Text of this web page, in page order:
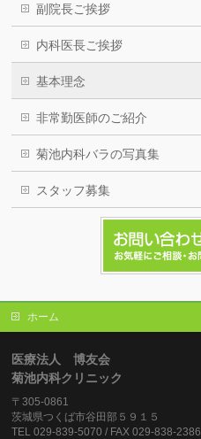
副院長ご挨拶
内科医長ご挨拶
基本理念
非常勤医師のご紹介
菊池内科バラの写真集
スタッフ募集
ホーム
医療法人 博友会
菊池内科クリニック
〒305-0861
茨城県つくば市谷田部５９１５
TEL 029-839-5070 / FAX 029-838-2386